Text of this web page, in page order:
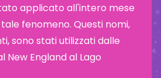
applicato all'intero mese
fenomeno. Questi nomi,
sono stati utilizzati dalle
New England al Lago